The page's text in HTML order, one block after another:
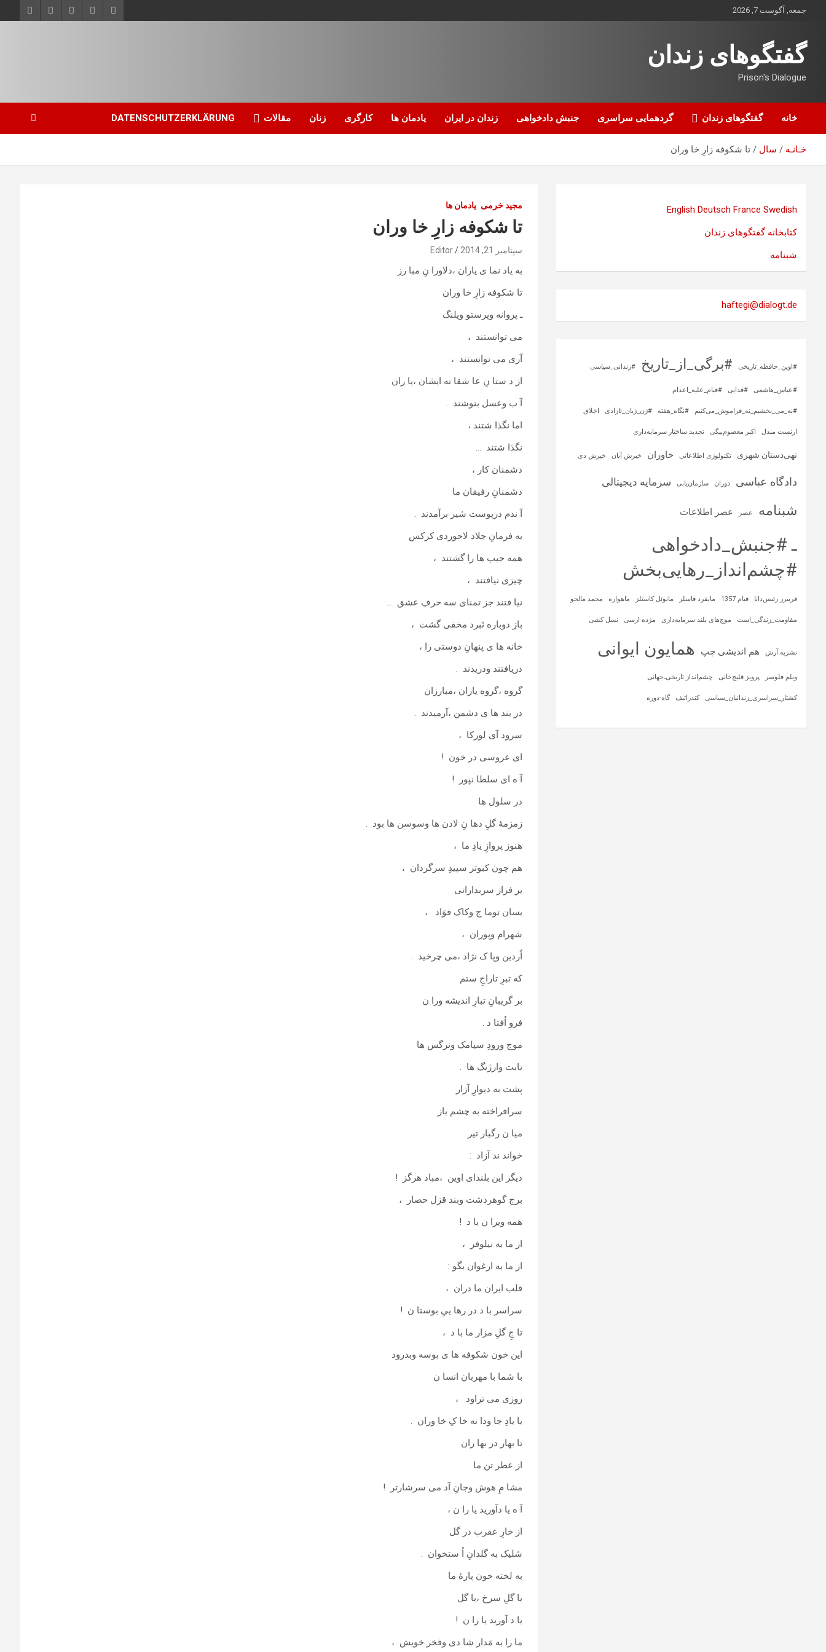
جمعه, آگوست 7, 2026
گفتگوهای زندان
Prison's Dialogue
خانه گفتگوهای زندان گردهمایی سراسری جنبش دادخواهی زندان در ایران یادمان ها کارگری زنان مقالات DATENSCHUTZERKLÄRUNG
خـانـه سال تا شکوفه زارِ خا وران
مجید خرمی یادمان ها
تا شکوفه زارِ خا وران
سپتامبر 21, 2014 Editor
به یاد نما ی یاران ،دلاورا نِ مبا رز
تا شکوفه زارِ خا وران
ـ پروانه وپرستو وپلنگ
می توانستند ،
آری می توانستند ،
از د ستا نِ عا شقا نه ایشان ،یا ران
آ ب وعسل بنوشند .
اما نگذا شتند ،
نگذا شتند …
دشمنان کار ،
دشمنانِ رفیقان ما
آ ندم درپوست شیر برآمدند .
به فرمانِ جلاد لاجوردی کرکس
همه جیب ها را گشتند ،
چیزی نیافتند ،
نیا فتند جز تمنای سه حرفِ عشق …
باز دوباره نَبرد مخفی گشت ،
خانه ها ی پنهانِ دوستی را ،
دریافتند ودریدند .
گروه ،گروه یاران ،مبارزان
در بند ها ی دشمن ،آرمیدند .
سرود آی لورکا ،
ای عروسی در خون !
آ ه ای سلطا نپور !
در سلول ها
زمزمهٔ گلِ دها نِ لادن ها وسوسن ها بود .
هنوز پروازِ یادِ ما ،
هم چون کبوتر سپیدِ سرگردان ،
بر فراز سربدارانی
بسان توما ج وکاک فوَاد ،
شهرام وپوران ،
اُردین وپا ک نژاد ،می چرخید .
که تبرِ تاراجِ ستم
بر گریبانِ تبارِ اندیشه ورا ن
فرو اُفتا د .
موج ورودِ سیامک ونرگس ها
نابت وارژنگ ها .
پشت به دیوارِ آزار
سرافراخته به چشم باز
میا ن رگبار تیر
خواند ند آزاد :
دیگر این بلندای اوین ،مباد هرگز !
برج گوهردشت وبند قزل حصار ،
همه ویرا ن با د !
از ما به نیلوفر ،
از ما به ارغوان بگو :
قلب ایران ما دران ،
سراسر با د در رها ییِ بوستا ن !
تا جِ گلِ مزار ما با د ،
این خون شکوفه ها ی بوسه وبدرود
با شما با مهربان انسا ن
روزی می تراود ،
با یادِ جا ودا نه خا کِ خا وران .
تا بهار در بها ران
از عطر تن ما
مشا مِ هوش وجانِ آد می سرشارتر !
آ ه یا دآورید یا را ن ،
از خارِ عقرب در گل
شلیک به گلدانِ اُ ستخوان .
به لخته خون پارهٔ ما
با گلِ سرخ ،با گل
یا د آورید یا را ن !
ما را به مَدار شا دی وفخر خویش ،
English Deutsch France Swedish
کتابخانه گفتگوهای زندان
شبنامه
haftegi@dialogt.de
#اوین_حافظه_تاریخی #برگی_از_تاریخ #زندانی_سیاسی
#عباس_هاشمی #فدایی #قیام_علیه_اعدام
#نه_می_بخشیم_نه_فراموش_می‌کنیم #نگاه_هفته #ژن_ژیان_ئازادی اخلاق
ارنست مندل اکبر معصوم‌بیگی تجدید ساختار سرمایه‌داری
تهی‌دستان شهری تکنولوژی اطلاعاتی خاوران خیزش آبان خیزش دی
دادگاه عباسی دوران سازمان‌یابی سرمایه‌ دیجیتالی
شبنامه عصر عصر اطلاعات
ـ #جنبش_دادخواهی
#چشم‌انداز_رهایی‌بخش
فریبرز رئیس‌دانا قیام 1357 مانفرد فاسلر مانوئل کاستلز ماهواره‌ محمد مالجو
مقاومت_زندگی_است موج‌های بلند سرمایه‌داری مژده ارسی نسل کشی
نشریه آرش هم اندیشی چپ همایون ایوانی
ویلم فلوسر پرویز قلیچ‌خانی چشم‌انداز تاریخی‌ـ‌جهانی
کشتار_سراسری_زندانیان_سیاسی کندراتیف گاه-دوره